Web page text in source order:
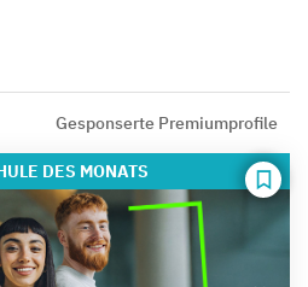
Gesponserte Premiumprofile
DES MONATS